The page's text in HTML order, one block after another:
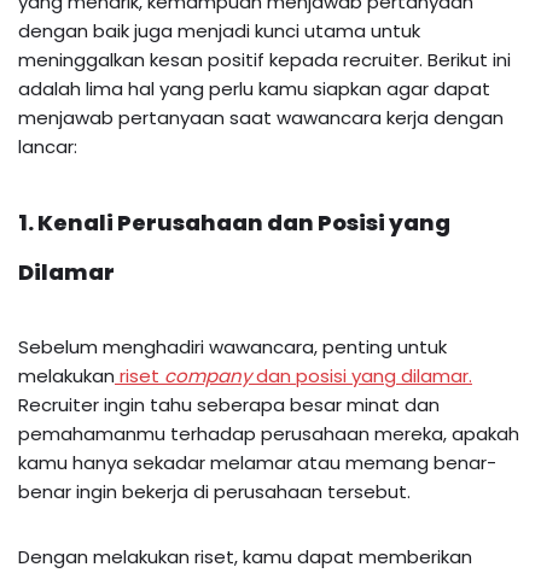
dengan baik juga menjadi kunci utama untuk
meninggalkan kesan positif kepada recruiter. Berikut ini
adalah lima hal yang perlu kamu siapkan agar dapat
menjawab pertanyaan saat wawancara kerja dengan
lancar:
1. Kenali Perusahaan dan Posisi yang
Dilamar
Sebelum menghadiri wawancara, penting untuk
melakukan riset companydan posisi yang dilamar.
Recruiter ingin tahu seberapa besar minat dan
pemahamanmu terhadap perusahaan mereka, apakah
kamu hanya sekadar melamar atau memang benar-
benar ingin bekerja di perusahaan tersebut.
Dengan melakukan riset, kamu dapat memberikan